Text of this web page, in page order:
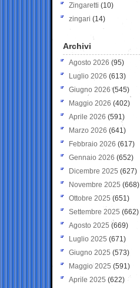
Zingaretti (10)
zingari (14)
Archivi
Agosto 2026 (95)
Luglio 2026 (613)
Giugno 2026 (545)
Maggio 2026 (402)
Aprile 2026 (591)
Marzo 2026 (641)
Febbraio 2026 (617)
Gennaio 2026 (652)
Dicembre 2025 (627)
Novembre 2025 (668)
Ottobre 2025 (651)
Settembre 2025 (662)
Agosto 2025 (669)
Luglio 2025 (671)
Giugno 2025 (573)
Maggio 2025 (591)
Aprile 2025 (622)